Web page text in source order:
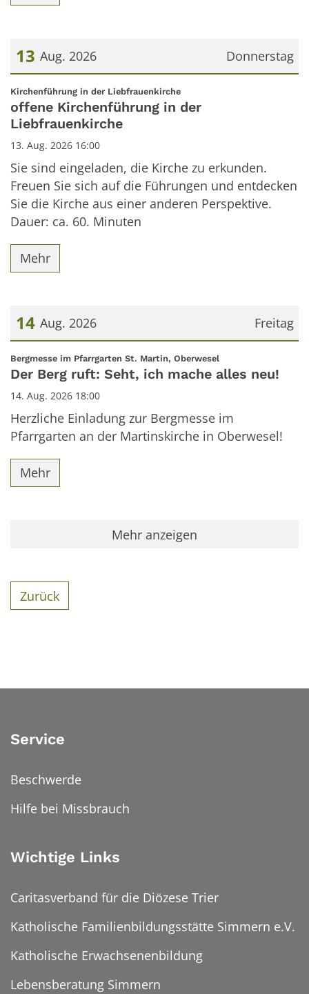
Donnerstag
13 Aug. 2026
Datum: 13. August 2026
Kirchenführung in der Liebfrauenkirche:
offene Kirchenführung in der
Liebfrauenkirche
13. Aug. 2026 16:00
Sie sind eingeladen, die Kirche zu erkunden.
Freuen Sie sich auf die Führungen und entdecken
Sie die Kirche aus einer anderen Perspektive.
Dauer: ca. 60. Minuten
Mehr
Freitag
14 Aug. 2026
Datum: 14. August 2026
Bergmesse im Pfarrgarten St. Martin, Oberwesel:
Der Berg ruft: Seht, ich mache alles neu!
14. Aug. 2026 18:00
Herzliche Einladung zur Bergmesse im
Pfarrgarten an der Martinskirche in Oberwesel!
Mehr
Mehr anzeigen
Zurück
Service
Beschwerde
Hilfe bei Missbrauch
Wichtige Links
Caritasverband für die Diözese Trier
Katholische Familienbildungsstätte Simmern e.V.
Katholische Erwachsenenbildung
Lebensberatung Simmern